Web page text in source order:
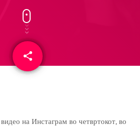
share
email
на Инстаграм во четвртокот, во